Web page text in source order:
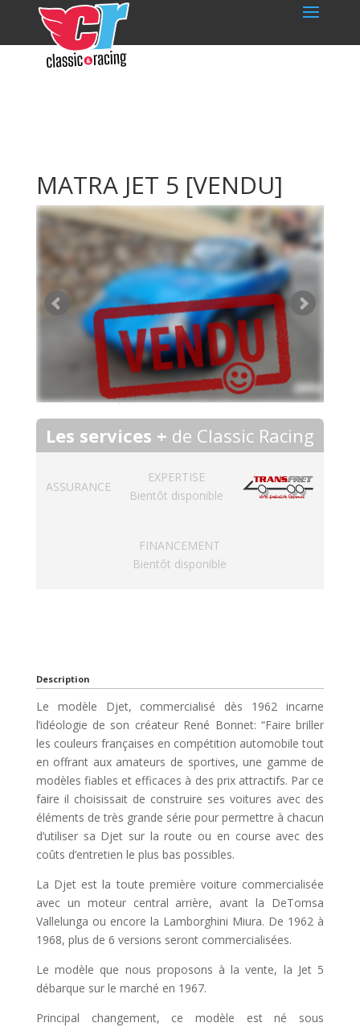
MATRA JET 5 [VENDU]
Les services + de Classic Racing
ASSURANCE
EXPERTISE
Bientôt disponible
FINANCEMENT
Bientôt disponible
Description
Le modèle Djet, commercialisé dès 1962 incarne
l’idéologie de son créateur René Bonnet: “Faire briller
les couleurs françaises en compétition automobile tout
en offrant aux amateurs de sportives, une gamme de
modèles fiables et efficaces à des prix attractifs. Par ce
faire il choisissait de construire ses voitures avec des
éléments de très grande série pour permettre à chacun
d’utiliser sa Djet sur la route ou en course avec des
coûts d’entretien le plus bas possibles.
La Djet est la toute première voiture commercialisée
avec un moteur central arrière, avant la DeTomsa
Vallelunga ou encore la Lamborghini Miura. De 1962 à
1968, plus de 6 versions seront commercialisées.
Le modèle que nous proposons à la vente, la Jet 5
débarque sur le marché en 1967.
Principal changement, ce modèle est né sous